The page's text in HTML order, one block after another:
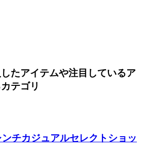
たアイテムや注目しているア
テゴリ
チカジュアルセレクトショッ